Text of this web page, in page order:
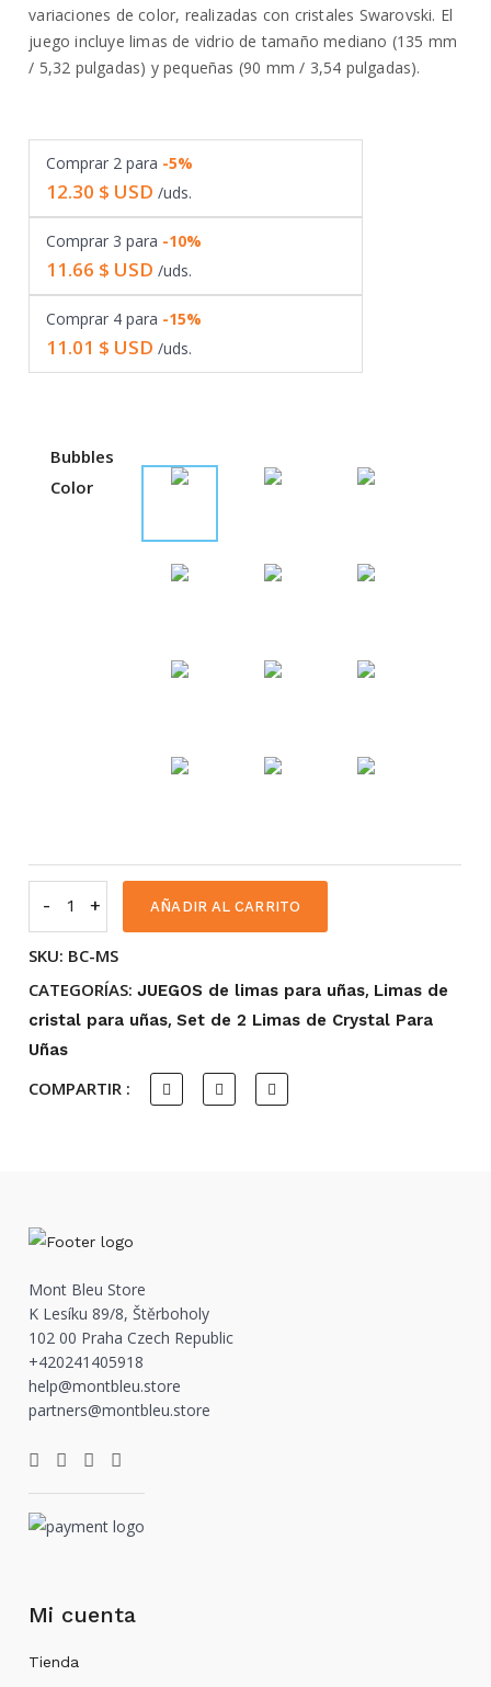
variaciones de color, realizadas con cristales Swarovski. El
juego incluye limas de vidrio de tamaño mediano (135 mm
/ 5,32 pulgadas) y pequeñas (90 mm / 3,54 pulgadas).
Comprar 2 para -5%
12.30 $ USD /uds.
Comprar 3 para -10%
11.66 $ USD /uds.
Comprar 4 para -15%
11.01 $ USD /uds.
Bubbles
Color
-
Juego
de
2
limas
de
cristal
MS
+ AÑADIR AL CARRITO
SKU: BC-MS
CATEGORÍAS:JUEGOS de limas para uñas, Limas de
cristal para uñas,Set de 2 Limas de Crystal Para
Uñas
COMPARTIR :
Mont Bleu Store
K Lesíku 89/8, Štěrboholy
102 00 Praha Czech Republic
+420241405918
help@montbleu.store
partners@montbleu.store
Mi cuenta
Tienda